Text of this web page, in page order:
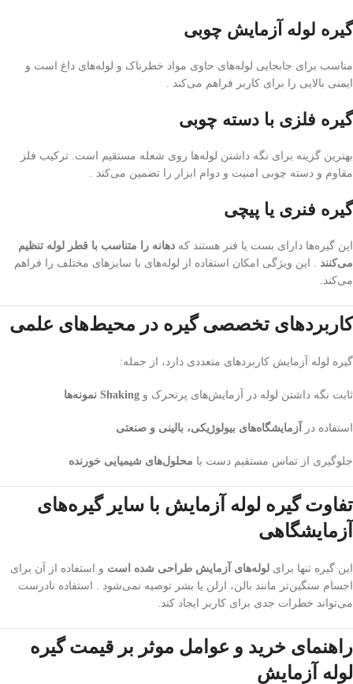
گیره لوله آزمایش چوبی
مناسب برای جابجایی لوله‌های حاوی مواد خطرناک و لوله‌های داغ است و
ایمنی بالایی را برای کاربر فراهم می‌کند .
گیره فلزی با دسته چوبی
بهترین گزینه برای نگه داشتن لوله‌ها روی شعله مستقیم است. ترکیب فلز
مقاوم و دسته چوبی امنیت و دوام ابزار را تضمین می‌کند .
گیره فنری یا پیچی
این گیره‌ها دارای بست یا فنر هستند که دهانه را متناسب با قطر لوله تنظیم
می‌کنند . این ویژگی امکان استفاده از لوله‌های با سایزهای مختلف را فراهم
می‌کند.
کاربردهای تخصصی گیره در محیط‌های علمی
گیره لوله آزمایش کاربردهای متعددی دارد، از جمله:
ثابت نگه داشتن لوله در آزمایش‌های پرتحرک و Shaking نمونه‌ها
استفاده در آزمایشگاه‌های بیولوژیکی، بالینی و صنعتی
جلوگیری از تماس مستقیم دست با محلول‌های شیمیایی خورنده
تفاوت گیره لوله آزمایش با سایر گیره‌های
آزمایشگاهی
این گیره تنها برای لوله‌های آزمایش طراحی شده است و استفاده از آن برای
اجسام سنگین‌تر مانند بالن، ارلن یا بشر توصیه نمی‌شود . استفاده نادرست
می‌تواند خطرات جدی برای کاربر ایجاد کند.
راهنمای خرید و عوامل موثر بر قیمت گیره
لوله آزمایش